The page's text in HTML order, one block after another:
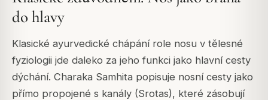
do hlavy
Klasické ayurvedické chápání role nosu v tělesné
fyziologii jde daleko za jeho funkci jako hlavní cesty
dýchání. Charaka Samhita popisuje nosní cesty jako
přímo propojené s kanály (Srotas), které zásobují